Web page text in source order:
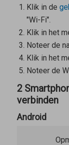
Klik in de
"Wi-Fi".
Klik in het
Noteer de
Klik in het
Noteer de
2
verbinden
Android